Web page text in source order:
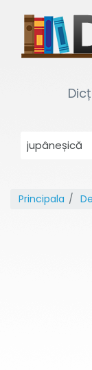
Principala